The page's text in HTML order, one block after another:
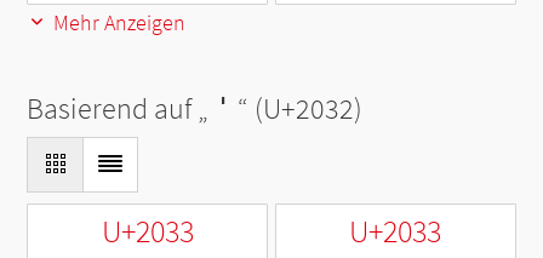
Mehr Anzeigen
Basierend auf „ ′ “ (U+2032)
U+2033 U+2033